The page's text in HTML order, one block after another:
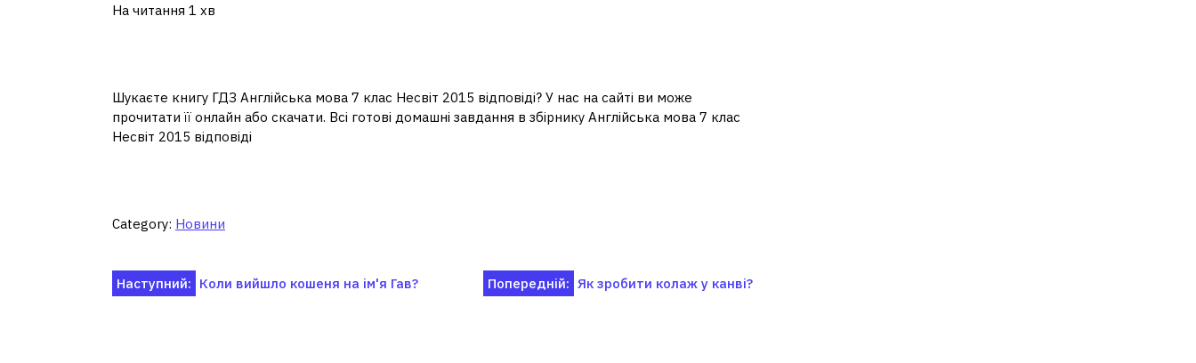
На читання 1 хв
Шукаєте книгу ГДЗ Англійська мова 7 клас Несвіт 2015 відповіді? У нас на сайті ви може
прочитати її онлайн або скачати. Всі готові домашні завдання в збірнику Англійська мова 7 клас
Несвіт 2015 відповіді
Category: Новини
Навігація
Попередній: Як зробити колаж у канві?
Наступний: Коли вийшло кошеня на ім'я Гав?